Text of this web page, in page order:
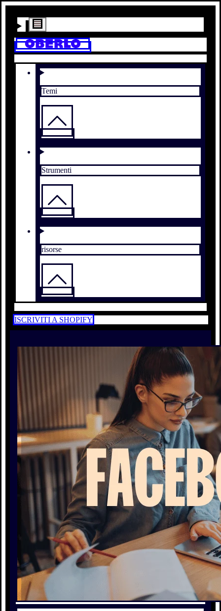
Temi
Strumenti
risorse
ISCRIVITI A SHOPIFY